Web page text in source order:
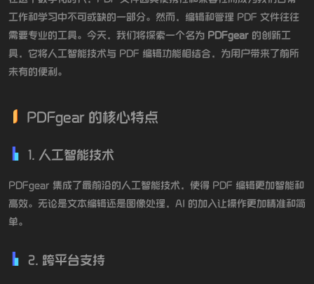
工作和学习中不可或缺的一部分。然而，编辑和管理 PDF 文件往往
需要专业的工具。今天，我们将探索一个名为 PDFgear 的创新工
具，它将人工智能技术与 PDF 编辑功能相结合，为用户带来了前所
未有的便利。
PDFgear 的核心特点
1. 人工智能技术
PDFgear 集成了最前沿的人工智能技术，使得 PDF 编辑更加智能和
高效。无论是文本编辑还是图像处理，AI 的加入让操作更加精准和简
单。
2. 跨平台支持